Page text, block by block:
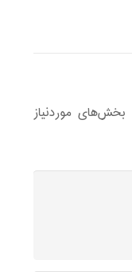
بخش‌های موردنیاز